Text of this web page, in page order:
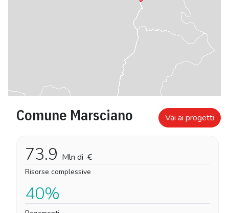
Comune Marsciano Vai ai progetti
73.9 Mln di €
Risorse complessive
40%